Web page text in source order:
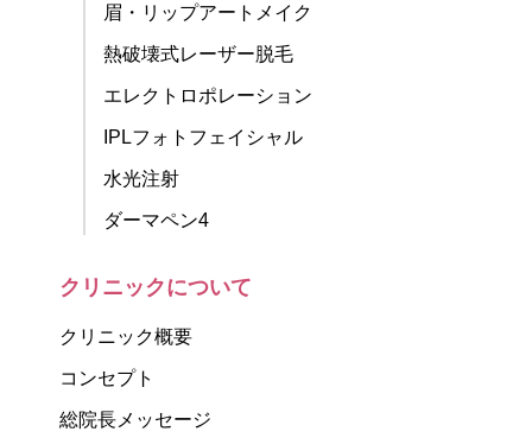
眉・リップアートメイク
熱破壊式レーザー脱毛
エレクトロポレーション
IPLフォトフェイシャル
水光注射
ダーマペン4
クリニックについて
クリニック概要
コンセプト
総院長メッセージ